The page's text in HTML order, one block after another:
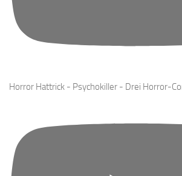
Horror Hattrick - Psychokiller - Drei Horror-